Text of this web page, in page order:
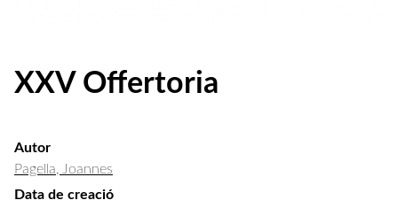
XXV Offertoria
Autor
Pagella, Joannes
Data de creació